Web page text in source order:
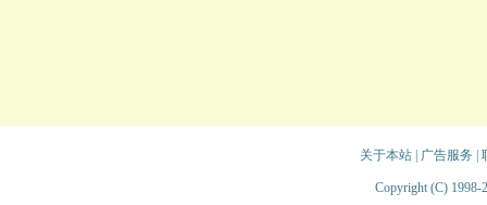
关于本站| 广告服务
Copyright (C) 1998-